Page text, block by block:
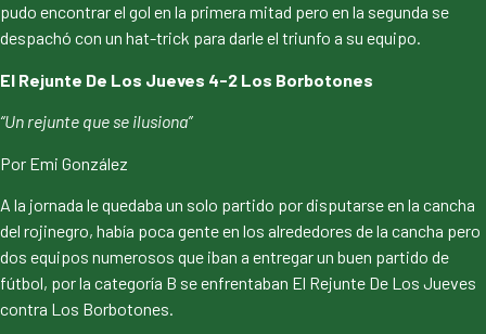
pudo encontrar el gol en la primera mitad pero en la segunda se
despachó con un hat-trick para darle el triunfo a su equipo.
El Rejunte De Los Jueves 4-2 Los Borbotones
“Un rejunte que se ilusiona”
Por Emi González
A la jornada le quedaba un solo partido por disputarse en la cancha
del rojinegro, había poca gente en los alrededores de la cancha pero
dos equipos numerosos que iban a entregar un buen partido de
fútbol, por la categoría B se enfrentaban El Rejunte De Los Jueves
contra Los Borbotones.